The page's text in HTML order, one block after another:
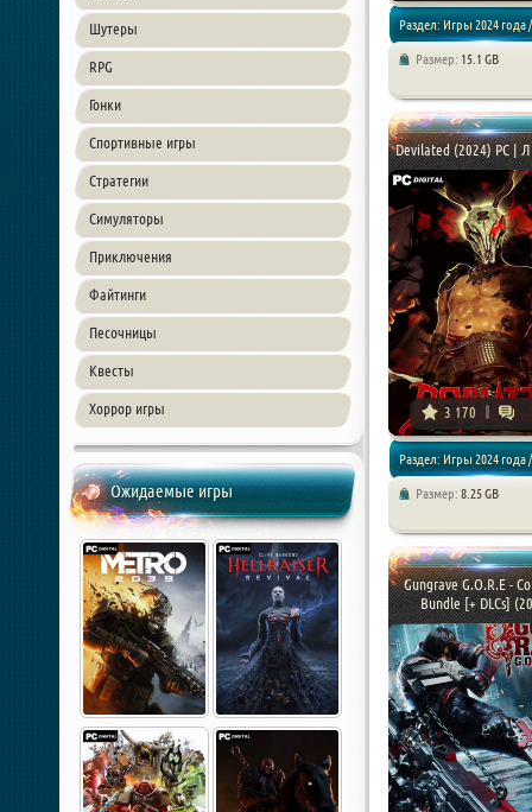
Шутеры
RPG
Гонки
Спортивные игры
Стратегии
Симуляторы
Приключения
Файтинги
Песочницы
Квесты
Хоррор игры
Ожидаемые игры
Раздел: Игры 2024 года /
Размер: 15.1 GB
Devilated (2024) PC |
3 170
Раздел: Игры 2024 года /
Размер: 8.25 GB
Gungrave G.O.R.E -
Bundle [+ DLCs]